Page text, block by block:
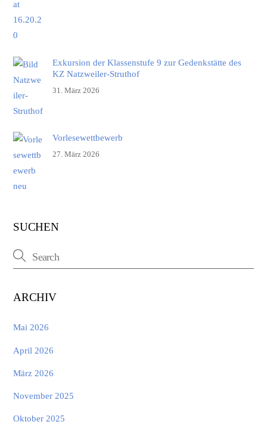
Exkursion der Klassenstufe 9 zur Gedenkstätte des
KZ Natzweiler-Struthof
31. März 2026
Vorlesewettbewerb
27. März 2026
SUCHEN
ARCHIV
Mai 2026
April 2026
März 2026
November 2025
Oktober 2025